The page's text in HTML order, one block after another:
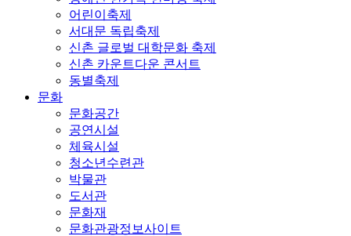
어린이축제
서대문 독립축제
신촌 글로벌 대학문화 축제
신촌 카운트다운 콘서트
동별축제
문화
문화공간
공연시설
체육시설
청소년수련관
박물관
도서관
문화재
문화관광정보사이트